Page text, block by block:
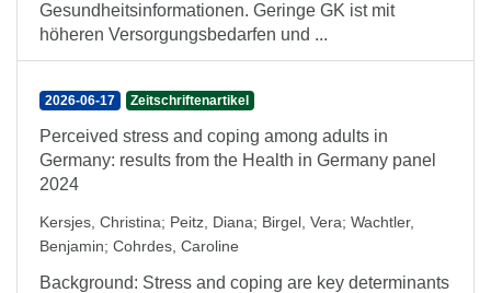
Gesundheitsinformationen. Geringe GK ist mit
höheren Versorgungsbedarfen und ...
2026-06-17 Zeitschriftenartikel
Perceived stress and coping among adults in
Germany: results from the Health in Germany panel
2024
Kersjes, Christina; Peitz, Diana; Birgel, Vera; Wachtler,
Benjamin; Cohrdes, Caroline
Background: Stress and coping are key determinants